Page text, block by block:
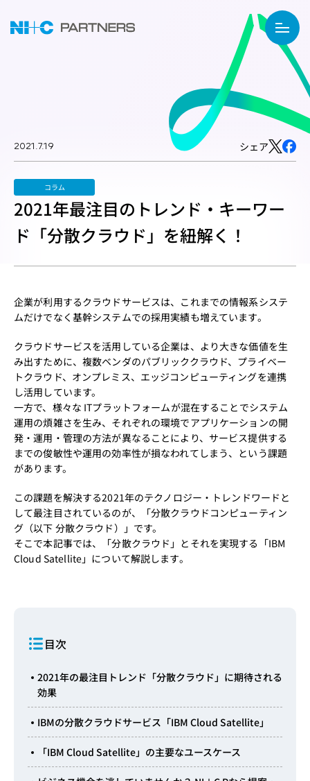
2021.7.19 シェア
コラム
2021年最注目のトレンド・キーワー
ド「分散クラウド」を紐解く！
企業が利用するクラウドサービスは、これまでの情報系システ
ムだけでなく基幹システムでの採用実績も増えています。
クラウドサービスを活用している企業は、より大きな価値を生
み出すために、複数ベンダのパブリッククラウド、プライベー
トクラウド、オンプレミス、エッジコンピューティングを連携
し活用しています。
一方で、様々な ITプラットフォームが混在することでシステム
運用の煩雑さを生み、それぞれの環境でアプリケーションの開
発・運用・管理の方法が異なることにより、サービス提供する
までの俊敏性や運用の効率性が損なわれてしまう、という課題
があります。
この課題を解決する2021年のテクノロジー・トレンドワードと
して最注目されているのが、「分散クラウドコンピューティン
グ（以下 分散クラウド）」です。
そこで本記事では、「分散クラウド」とそれを実現する「IBM
Cloud Satellite」について解説します。
目次
2021年の最注目トレンド「分散クラウド」に期待される
効果
IBMの分散クラウドサービス「IBM Cloud Satellite」
「IBM Cloud Satellite」の主要なユースケース